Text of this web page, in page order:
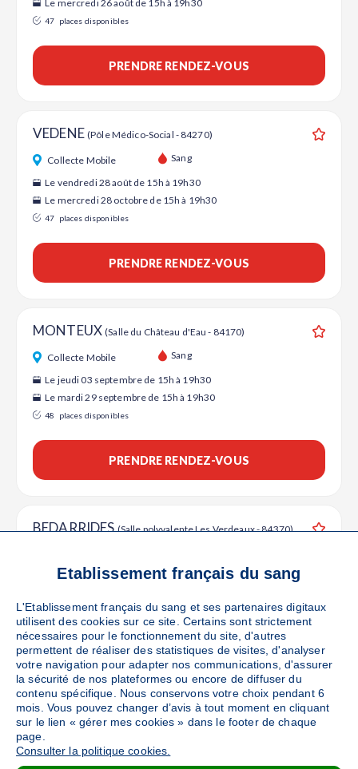
Le mercredi 26 août de 15h à 19h30
47 places disponibles
PRENDRE RENDEZ-VOUS
VEDENE (Pôle Médico-Social - 84270)
Collecte Mobile Sang
Le vendredi 28 août de 15h à 19h30
Le mercredi 28 octobre de 15h à 19h30
47 places disponibles
PRENDRE RENDEZ-VOUS
MONTEUX(Salle du Château d'Eau - 84170)
Collecte Mobile Sang
Le jeudi 03 septembre de 15h à 19h30
Le mardi 29 septembre de 15h à 19h30
48 places disponibles
PRENDRE RENDEZ-VOUS
BEDARRIDES(Salle polyvalente Les Verdeaux - 84370)
Le jeudi 24 septembre de 15h à 19h30
PRENDRE RENDEZ-VOUS
CARPENTRAS(26 Rond Point de l'Amitié - 84200)
Du jeudi 22 au vendredi 23 octobre de 13h30 à 18h
Etablissement français du sang
L'Etablissement français du sang et ses partenaires digitaux
utilisent des cookies sur ce site. Certains sont strictement
nécessaires pour le fonctionnement du site, d'autres
permettent de réaliser des statistiques de visites, d'analyser
votre navigation pour adapter nos communications, d'assurer
la sécurité de nos plateformes ou encore de diffuser du
contenu spécifique. Nous conservons votre choix pendant 6
mois. Vous pouvez changer d’avis à tout moment en cliquant
sur le lien « gérer mes cookies » dans le footer de chaque
page.
Consulter la politique cookies.